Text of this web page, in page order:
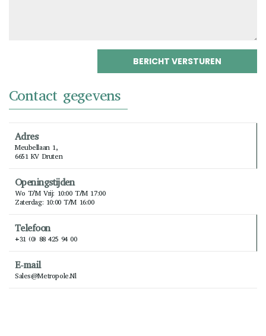
Contact gegevens
Adres
Meubellaan 1,
6651 KV Druten
Openingstijden
Wo T/m Vrij: 10:00 T/m 17:00
Zaterdag: 10:00 T/m 16:00
Telefoon
+31 (0) 88 425 94 00
E-mail
Sales@metropole.nl